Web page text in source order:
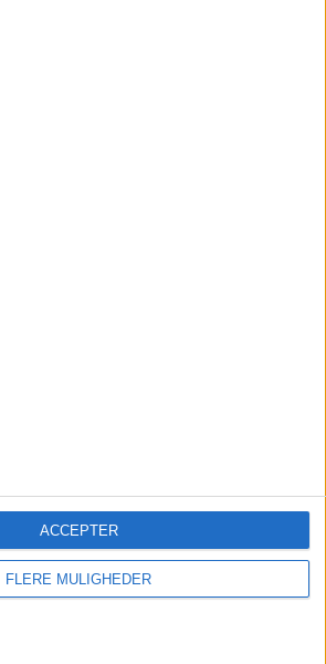
FLERE MULIGHEDER
ACCEPTER